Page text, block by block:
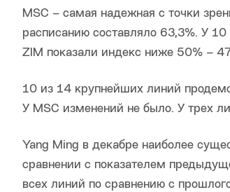
MSC – самая надежная с точки
расписанию составляло 63,3%. У
ZIM показали индекс ниже 50% –
10 из 14 крупнейших линий
У MSC изменений не было. У трех
Yang Ming в декабре наиболее
сравнении с показателем
всех линий по сравнению с